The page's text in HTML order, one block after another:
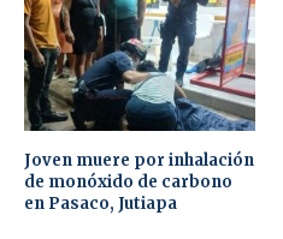
Joven muere por inhalación
de monóxido de carbono
en Pasaco, Jutiapa